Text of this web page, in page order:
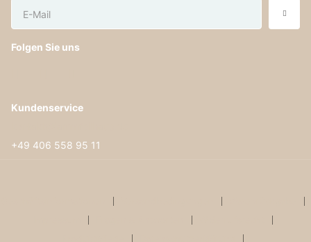
Folgen Sie uns
Kundenservice
+49 406 558 95 11